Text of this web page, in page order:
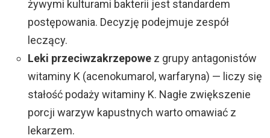
żywymi kulturami bakterii jest standardem
postępowania. Decyzję podejmuje zespół
leczący.
Leki przeciwzakrzepowe z grupy antagonistów
witaminy K (acenokumarol, warfaryna) — liczy się
stałość podaży witaminy K. Nagłe zwiększenie
porcji warzyw kapustnych warto omawiać z
lekarzem.